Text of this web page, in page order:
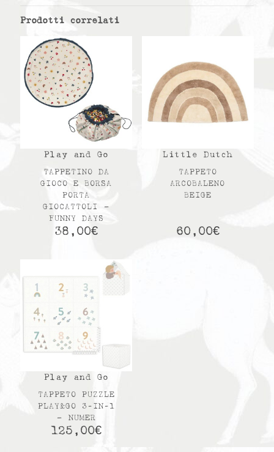
Prodotti correlati
Play and Go
TAPPETINO DA
GIOCO E BORSA
PORTA
GIOCATTOLI –
FUNNY DAYS
38,00€
Little Dutch
TAPPETO
ARCOBALENO
BEIGE
60,00€
Play and Go
TAPPETO PUZZLE
PLAY&GO 3-IN-1
– NUMER
125,00€